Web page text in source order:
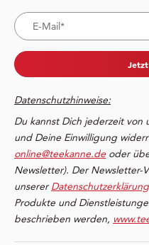
Datenschutzhinweise:
Du kannst Dich jederzeit
und Deine Einwilligung
online@teekanne.de oder
Newsletter). Der Newsletter-
unsererDatenschutzerklärung
Produkte und
beschrieben werden,